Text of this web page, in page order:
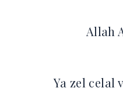
Allah
Ya zel celal